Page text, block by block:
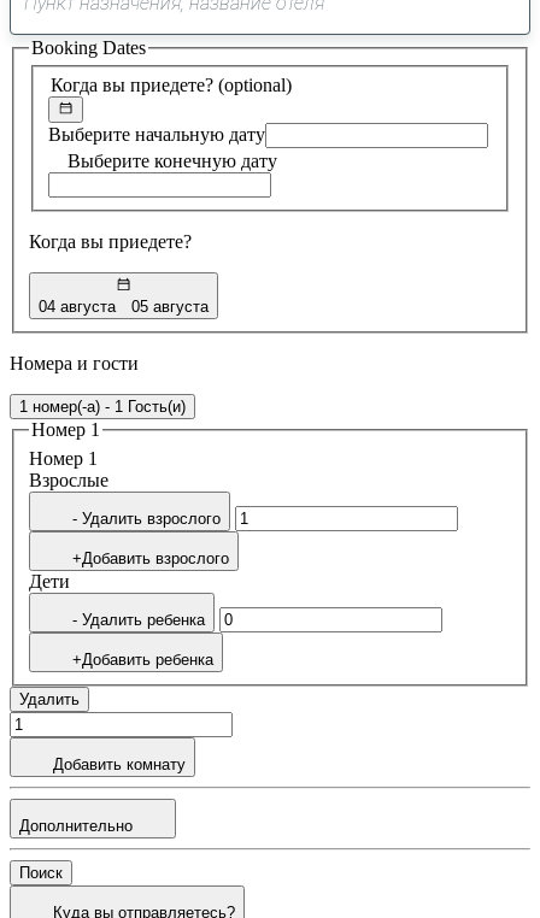
0
предложение
найдено
Когда вы приедете? (optional)
Выберите начальную дату
Выберите конечную дату
Когда вы приедете?
04 августа 05 августа
Booking Dates
Номера и гости
1 номер(-а) - 1 Гость(и)
Номер 1
Номер 1
Bзрослые
- Удалить взрослого
+Добавить взрослого
Дети
- Удалить ребенка
+Добавить ребенка
Удалить
Добавить комнату
Дополнительно
Поиск
Куда вы отправляетесь?